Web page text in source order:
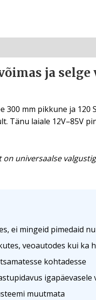
ja
mm pikkune ja 120
Tänu laiale 12V–85V
universaalse
ei mingeid pimedaid
veoautodes kui ka
kohtadesse
igapäevasele
muutmata